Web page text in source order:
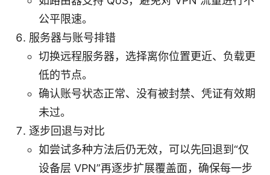
公平限速。
服务器与账号排错
切换远程服务器，选择离你位置更近、负载更
低的节点。
确认账号状态正常、没有被封禁、凭证有效期
未过。
逐步回退与对比
如尝试多种方法后仍无效，可以先回退到“仅
设备层 VPN”再逐步扩展覆盖面，确保每一步